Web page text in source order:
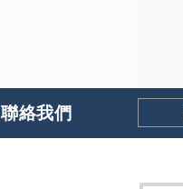
聯絡我們